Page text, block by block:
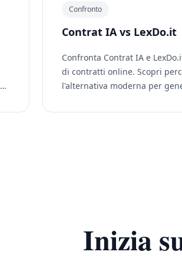
Confronto
Contrat IA vs LexDo.it
Confronta Contrat IA e
di contratti online. Scopri
l'alternativa moderna per
Inizia